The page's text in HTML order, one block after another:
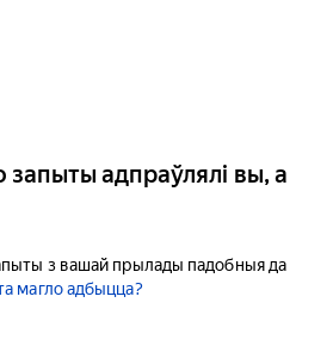
запыты адпраўлялі вы, а
з вашай прылады падобныя да
магло адбыцца?